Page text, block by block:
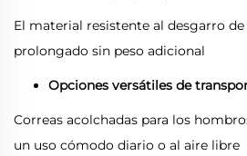
El material resistente al desgarro
prolongado sin peso adicional
Opciones versátiles de
Correas acolchadas para los
un uso cómodo diario o al aire libre